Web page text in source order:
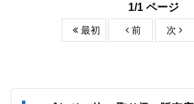
1/1 ページ
最初 前 次